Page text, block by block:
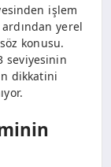
işlem
yerel
konusu.
seviyesinin
dikkatini